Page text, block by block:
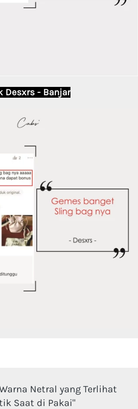
Desxrs - Banjar
Netral yang Terlihat
Saat di Pakai"